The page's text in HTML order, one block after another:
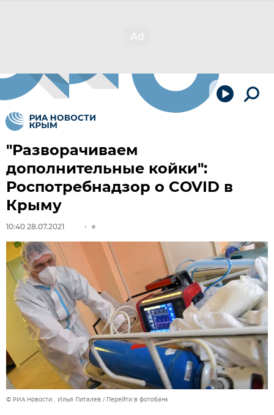
"Разворачиваем
дополнительные койки":
Роспотребнадзор о COVID в
Крыму
10:40 28.07.2021
© РИА Новости . Илья Питалев Перейти в фотобанк